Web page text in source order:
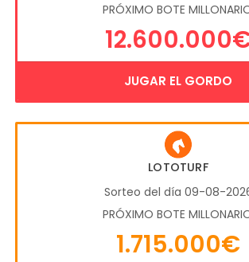
PRÓXIMO BOTE
JUGAR EL GORDO
LOTOTURF
Sorteo del día 09-08-
PRÓXIMO BOTE
1.715.000€